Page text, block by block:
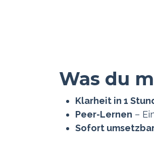
Was du
Klarheit in 1
Peer-Lernen –
Sofort